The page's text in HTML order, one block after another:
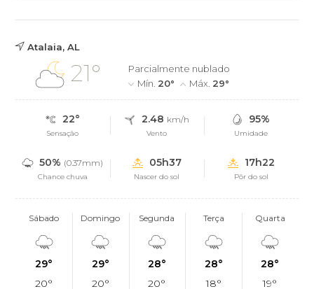
Atalaia, AL
21°
Parcialmente nublado
Mín. 20° Máx. 29°
22°
Sensação
2.48 km/h
Vento
95%
Umidade
50% (0.37mm)
Chance chuva
05h37
Nascer do sol
17h22
Pôr do sol
Sábado
29°
20°
Domingo
29°
20°
Segunda
28°
20°
Terça
28°
18°
Quarta
28°
19°